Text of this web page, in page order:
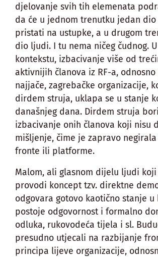
djelovanje svih tih elemenata
da će u jednom trenutku jedan
pristati na ustupke, a u drugom
dio ljudi. I tu nema ničeg čudnog.
kontekstu, izbacivanje više od
aktivnijih članova iz RF-a,
najjače, zagrebačke organizacije,
dirdem struja, uklapa se u stanje
današnjeg dana. Dirdem struja
izbacivanje onih članova koji nisu
mišljenje, čime je zapravo
fronte ili platforme.
Malom, ali glasnom dijelu ljudi
provodi koncept tzv. direktne
odgovara gotovo kaotično stanje u
postoje odgovornost i formalno
odluka, rukovodeća tijela i sl.
presudno utjecali na razbijanje
principa lijeve organizacije,